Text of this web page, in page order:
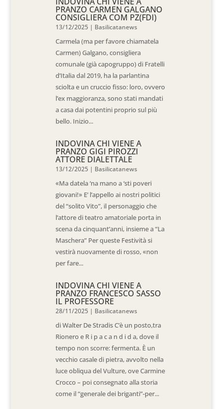
PRANZO CARMEN GALGANO
CONSIGLIERA COM PZ(FDI)
13/12/2025 | Basilicatanews
Carmela (ma per favore chiamatela
Carmen) Galgano, consigliera
comunale (già capogruppo) di Fratelli
d’Italia dal 2019, ha la parlantina
sciolta e un cruccio fisso: loro, ovvero
l’ex maggioranza, sono stati mandati
a casa dai potentini proprio sul più
bello. Inizio...
INDOVINA CHI VIENE A
PRANZO GIGI PIROZZI
ATTORE DIALETTALE
13/12/2025 | Basilicatanews
«Ma datela ‘na mano a ‘sti poveri
giovani!» E’ l’appello ai nostri politici
del “solito Vito”, il personaggio che
l’attore di teatro amatoriale porta in
scena da cinquant’anni, insieme a “La
Maschera” Per queste Festività si
vestirà nuovamente di rosso, «non
per fare...
INDOVINA CHI VIENE A
PRANZO FRANCESCO SASSO
IL PROFESSORE
28/11/2025 | Basilicatanews
di Walter De Stradis C’è un posto,tra
Rionero e R i p a c a n d i d a, dove il
tempo non scorre: fermenta. È un
vecchio casale di pietra, avvolto nella
luce obliqua del Vulture, ove Carmine
Crocco – poi consegnato alla storia
come il “generale dei briganti”-per...